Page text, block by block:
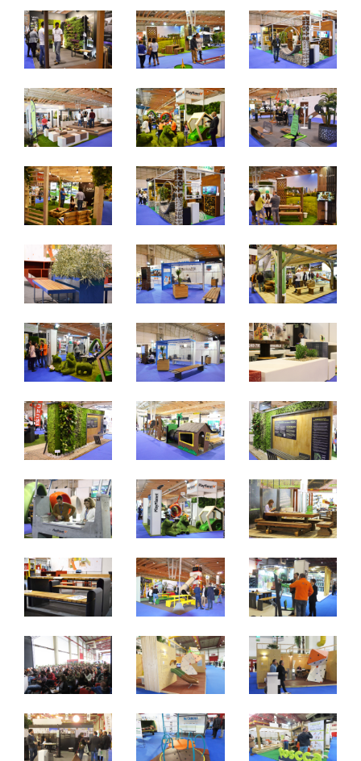
Serviços para Jardins
De 27 a 29 de março de 2025 - EXPONOR, Matosinhos,
Porto
De quinta a sábado, 10h às 19h
Não é permitida a entrada a menores de 12 anos